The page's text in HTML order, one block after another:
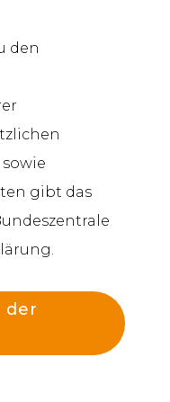
den
gibt das
der